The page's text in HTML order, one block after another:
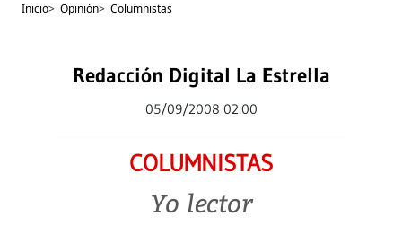
Inicio> Opinión> Columnistas
Redacción Digital La Estrella
05/09/2008 02:00
COLUMNISTAS
Yo lector